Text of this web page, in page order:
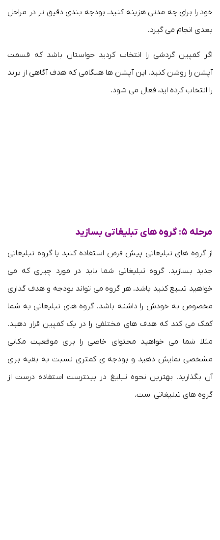
خود را برای چه مدتی هزینه کنید. بودجه بندی دقیق تر در مراحل
بعدی انجام می گیرد.
اگر کمپین گردشی را انتخاب کردید حواستان باشد که قسمت
آپشن را روشن کنید. این آپشن ها هنگامی که هدف آگاهی از برند
را انتخاب کرده اید، فعال می شود.
مرحله ۵: گروه های تبلیغاتی بسازید
از گروه های تبلیغاتی پیش فرض استفاده کنید یا گروه تبلیغاتی
جدید بسازید. گروه تبلیغاتی شما باید در مورد چیزی که می
خواهید تبلیغ کنید باشد. هر گروه می تواند بودجه و هدف گذاری
مخصوص به خودش را داشته باشد. گروه های تبلیغاتی به شما
کمک می کند که هدف های مختلفی را در یک کمپین قرار دهید.
مثلا شما می خواهید محتوای خاصی را برای موقعیت مکانی
مشخصی نمایش دهید و بودجه ی کمتری نسبت به بقیه برای
آن بگذارید. بهترین نحوه تبلیغ در پینترست استفاده درست از
گروه های تبلیغاتی است.